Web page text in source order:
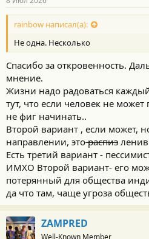
н
о
с
и
:
rainbow написал(а):
Не одна. Несколько
Спасибо за откровенность.
мнение.
Жизни надо радоваться
тут, что если человек не
не фиг начинать..
Второй вариант , если может,
направлении, этораспиз
Есть третий вариант -
ИМХО Второй вариант- его
потерянный для общества
да что там, чаще угроза
ZAMPRED
Well-Known Member